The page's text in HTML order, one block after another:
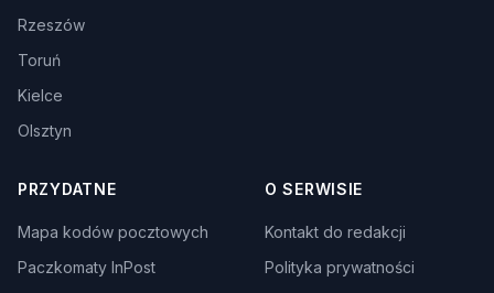
Rzeszów
Toruń
Kielce
Olsztyn
PRZYDATNE
Mapa kodów pocztowych
Paczkomaty InPost
O SERWISIE
Kontakt do redakcji
Polityka prywatności